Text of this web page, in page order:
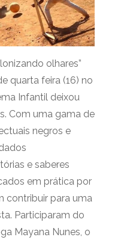
olhares”
quarta feira (16) no
Infantil deixou
Com uma gama de
negros e
e saberes
em prática por
contribuir para uma
Participaram do
Mayana Nunes, o